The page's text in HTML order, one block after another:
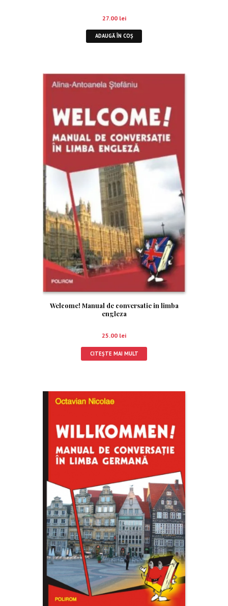
27.00 lei
ADAUGĂ ÎN COȘ
Welcome! Manual de conversatie in limba
engleza
25.00 lei
CITEȘTE MAI MULT